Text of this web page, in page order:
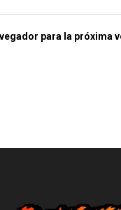
para la próxima